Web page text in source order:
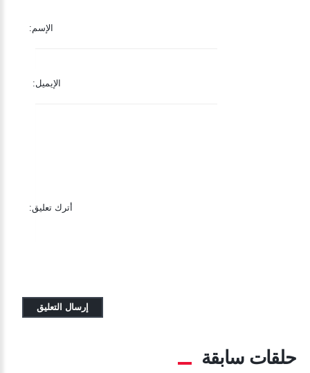
الإسم:
الإيميل:
أترك تعليق:
حلقات سابقة